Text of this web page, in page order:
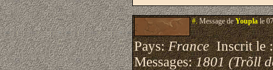
#.Message deYouplale
Pays:FranceInscrit le
Messages:1801 (Trõll